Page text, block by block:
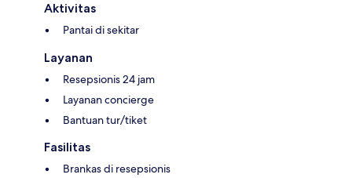
Aktivitas
Pantai di sekitar
Layanan
Resepsionis 24 jam
Layanan concierge
Bantuan tur/tiket
Fasilitas
Brankas di resepsionis